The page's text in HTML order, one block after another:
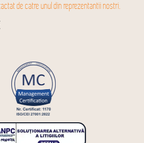
de catre unul din reprezentantii nostri.